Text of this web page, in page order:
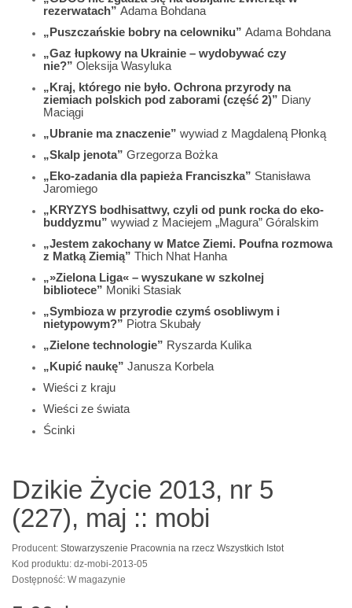
rezerwatach” Adama Bohdana
„Puszczańskie bobry na celowniku” Adama Bohdana
„Gaz łupkowy na Ukrainie – wydobywać czy
nie?” Oleksija Wasyluka
„Kraj, którego nie było. Ochrona przyrody na
ziemiach polskich pod zaborami (część 2)” Diany
Maciągi
„Ubranie ma znaczenie” wywiad z Magdaleną Płonką
„Skalp jenota” Grzegorza Bożka
„Eko-zadania dla papieża Franciszka” Stanisława
Jaromiego
„KRYZYS bodhisattwy, czyli od punk rocka do eko-
buddyzmu” wywiad z Maciejem „Magura” Góralskim
„Jestem zakochany w Matce Ziemi. Poufna rozmowa
z Matką Ziemią” Thich Nhat Hanha
„»Zielona Liga« – wyszukane w szkolnej
bibliotece” Moniki Stasiak
„Symbioza w przyrodie czymś osobliwym i
nietypowym?” Piotra Skubały
„Zielone technologie” Ryszarda Kulika
„Kupić naukę” Janusza Korbela
Wieści z kraju
Wieści ze świata
Ścinki
Dzikie Życie 2013, nr 5
(227), maj :: mobi
Producent: Stowarzyszenie Pracownia na rzecz Wszystkich Istot
Kod produktu: dz-mobi-2013-05
Dostępność: W magazynie